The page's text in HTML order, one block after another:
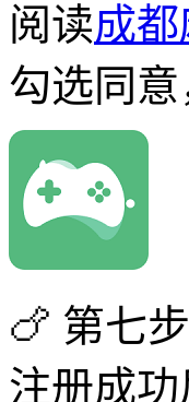
阅读成
勾选同
🍗 第七
注册成